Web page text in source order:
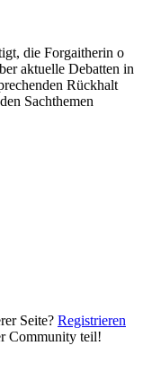
die Forgaitherin o
aktuelle Debatten in
Rückhalt
Sachthemen
Seite? Registrieren
Community teil!